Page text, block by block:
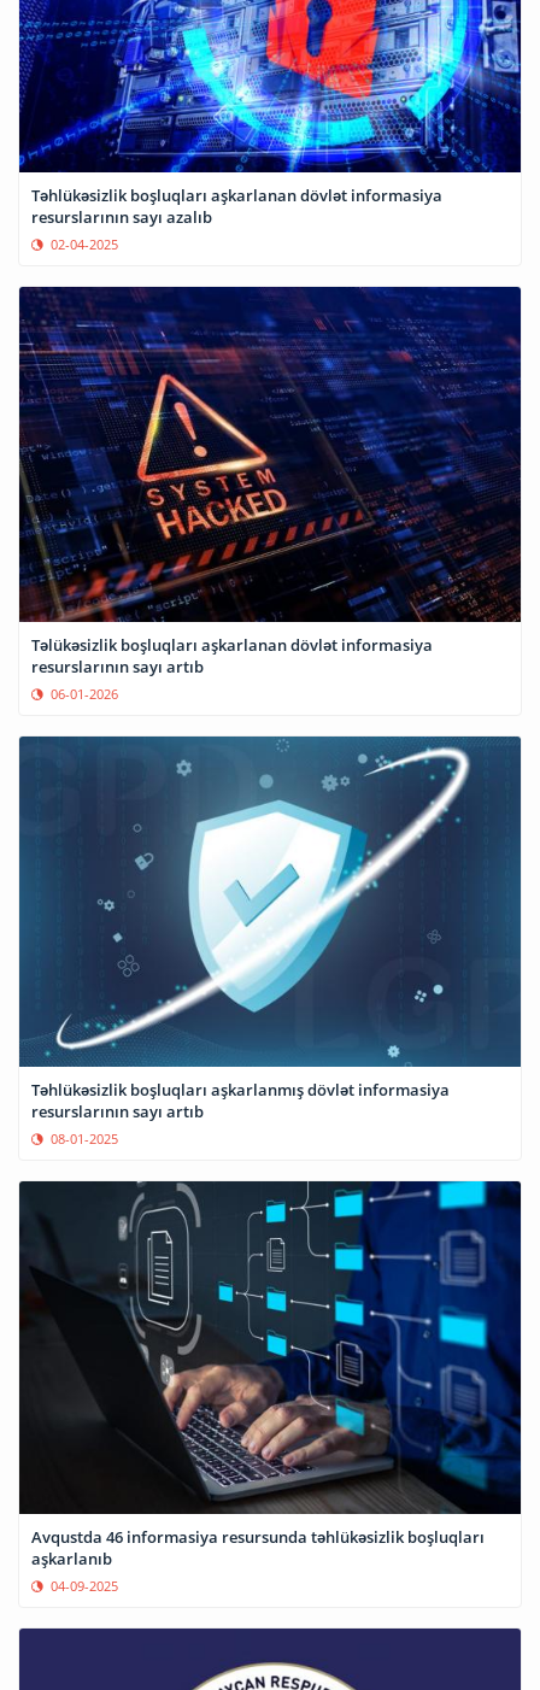
Təhlükəsizlik boşluqları aşkarlanan dövlət informasiya
resurslarının sayı azalıb
02-04-2025
Təlükəsizlik boşluqları aşkarlanan dövlət informasiya
resurslarının sayı artıb
06-01-2026
Təhlükəsizlik boşluqları aşkarlanmış dövlət informasiya
resurslarının sayı artıb
08-01-2025
Avqustda 46 informasiya resursunda təhlükəsizlik boşluqları
aşkarlanıb
04-09-2025